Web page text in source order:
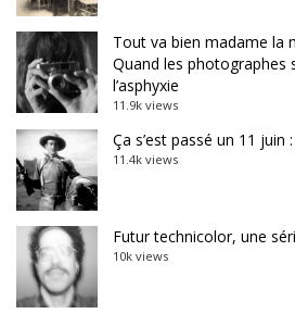
Tout va bien madame la
Quand les photographes
l’asphyxie
11.9k views
Ça s’est passé un 11 juin
11.4k views
Futur technicolor, une
10k views